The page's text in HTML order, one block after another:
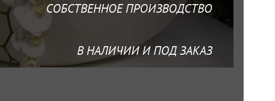
СОБСТВЕННОЕ ПРОИЗВОДСТВО
В НАЛИЧИИ И ПОД ЗАКАЗ